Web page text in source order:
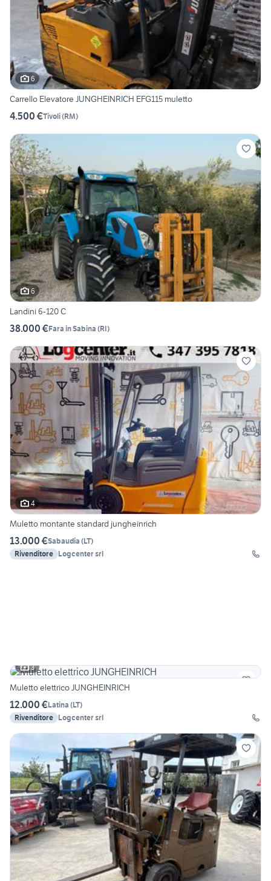
6
Carrello Elevatore JUNGHEINRICH EFG115 muletto
4.500 €Tivoli(RM)
6
Landini 6-120 C
38.000 €Fara in Sabina (RI)
4
Muletto montante standard jungheinrich
13.000 €Sabaudia (LT)
Rivenditore Logcenter srl
3
Muletto elettrico JUNGHEINRICH
12.000 €Latina (LT)
Rivenditore Logcenter srl